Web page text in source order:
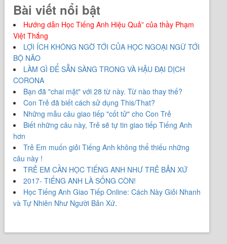
Bài viết nổi bật
Hướng dẫn Học Tiếng Anh Hiệu Quả” của thầy Phạm
Việt Thắng
LỢI ÍCH KHÔNG NGỜ TỚI CỦA HỌC NGOẠI NGỮ TỚI
BỘ NÃO
LÀM GÌ ĐỂ SẴN SÀNG TRONG VÀ HẬU ĐẠI DỊCH
CORONA
Bạn đã "chai mặt" với 28 từ này. Từ nào thay thế?
Con Trẻ đã biết cách sử dụng This/That?
Những mẫu câu giao tiếp "cốt tử" cho Con Trẻ
Biết những câu này, Trẻ sẽ tự tin giao tiếp Tiếng Anh
hơn
Trẻ Em muốn giỏi Tiếng Anh không thể thiếu những
câu này !
TRẺ EM CẦN HỌC TIẾNG ANH NHƯ TRẺ BẢN XỨ
2017- TIẾNG ANH LÀ SỐNG CÒN!
Học Tiếng Anh Giao Tiếp Online: Cách Này Giỏi Nhanh
và Tự Nhiên Như Người Bản Xứ.